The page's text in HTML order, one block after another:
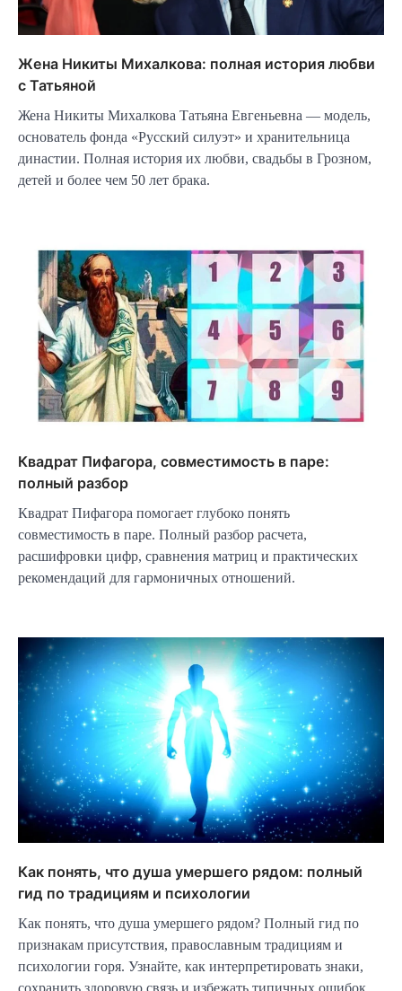
Жена Никиты Михалкова: полная история любви
с Татьяной
Жена Никиты Михалкова Татьяна Евгеньевна — модель,
основатель фонда «Русский силуэт» и хранительница
династии. Полная история их любви, свадьбы в Грозном,
детей и более чем 50 лет брака.
Квадрат Пифагора, совместимость в паре:
полный разбор
Квадрат Пифагора помогает глубоко понять
совместимость в паре. Полный разбор расчета,
расшифровки цифр, сравнения матриц и практических
рекомендаций для гармоничных отношений.
Как понять, что душа умершего рядом: полный
гид по традициям и психологии
Как понять, что душа умершего рядом? Полный гид по
признакам присутствия, православным традициям и
психологии горя. Узнайте, как интерпретировать знаки,
сохранить здоровую связь и избежать типичных ошибок.